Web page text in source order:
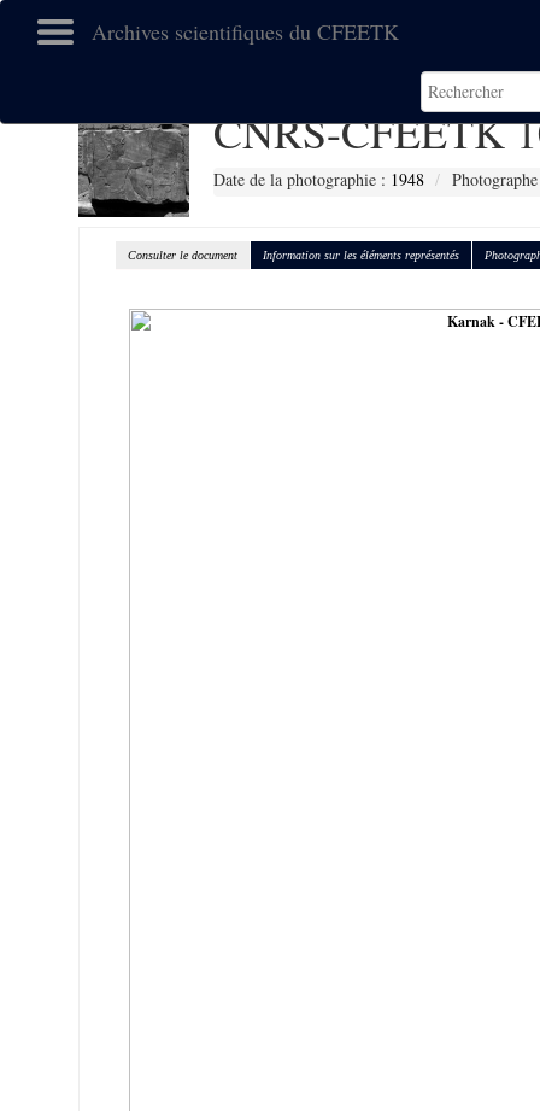
Archives scientifiques du CFEETK
CNRS-CFEETK
Date de la photographie : 1948
Consulter le document Information sur les éléments représentés